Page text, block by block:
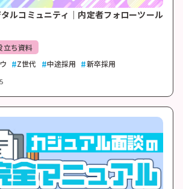
ルコミュニティ｜内定者フォローツール
立ち資料
Z世代 中途採用 新卒採用